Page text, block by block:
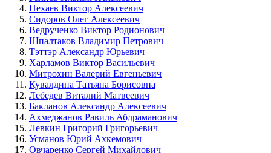
Нехаев Виктор Алексеевич
Сидоров Олег Алексеевич
Ведрученко Виктор Родионович
Шпалтаков Владимир Петрович
Тэттэр Александр Юрьевич
Харламов Виктор Васильевич
Митрохин Валерий Евгеньевич
Кувалдина Татьяна Борисовна
Лебедев Виталий Матвеевич
Бакланов Александр Алексеевич
Ахмеджанов Равиль Абдраманович
Левкин Григорий Григорьевич
Усманов Юрий Ахкемович
Овчаренко Сергей Михайлович